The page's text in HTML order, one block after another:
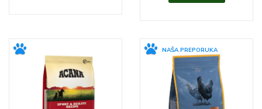
NAŠA PREPORUKA